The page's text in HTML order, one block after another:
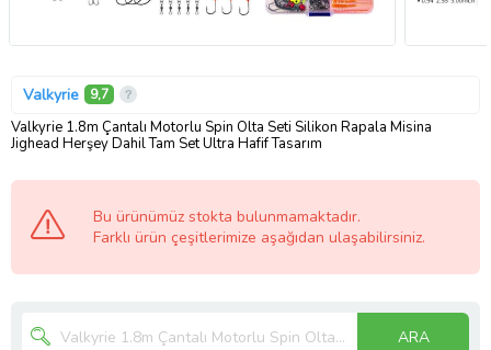
Valkyrie 9,7
Valkyrie 1.8m Çantalı Motorlu Spin Olta Seti Silikon Rapala Misina
Jighead Herşey Dahil Tam Set Ultra Hafif Tasarım
Bu ürünümüz stokta bulunmamaktadır.
Farklı ürün çeşitlerimize aşağıdan ulaşabilirsiniz.
ARA